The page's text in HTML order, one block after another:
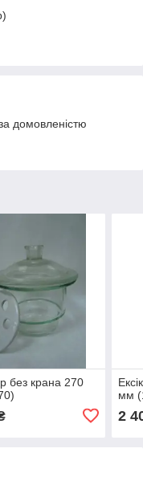
домовленістю
без крана 270
мм
2